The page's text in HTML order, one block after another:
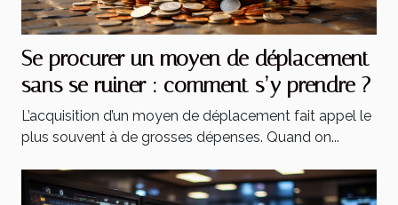
Se procurer un moyen de déplacement
sans se ruiner : comment s’y prendre ?
L’acquisition d’un moyen de déplacement fait appel le
plus souvent à de grosses dépenses. Quand on...